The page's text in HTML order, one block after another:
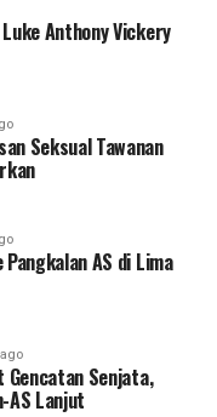
Anthony Vickery
Seksual Tawanan
AS di Lima
Senjata,
AS Lanjut